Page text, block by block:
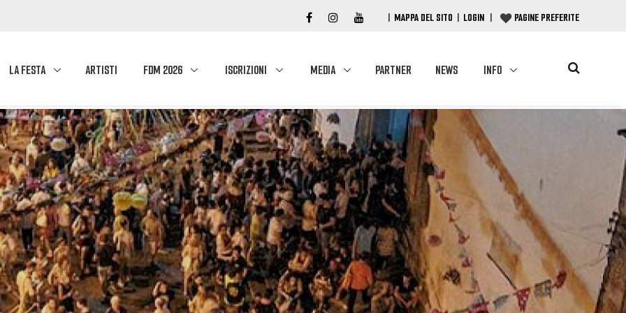
| MAPPA DEL SITO | LOGIN | PAGINE PREFERITE
LA FESTA ARTISTI FDM 2026 ISCRIZIONI MEDIA PARTNER NEWS INFO